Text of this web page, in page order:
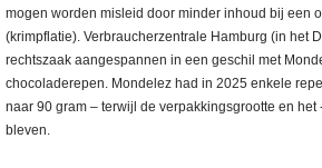
mogen worden misleid door minder inhoud bij een
(krimpflatie). Verbraucherzentrale Hamburg (in het
rechtszaak aangespannen in een geschil met
chocoladerepen. Mondelez had in 2025 enkele
naar 90 gram – terwijl de verpakkingsgrootte en het
bleven.